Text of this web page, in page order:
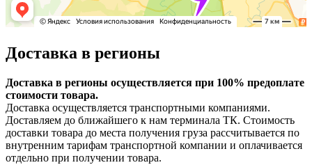
Доставка в регионы
Доставка в регионы осуществляется при 100% предоплате
стоимости товара.
Доставка осуществляется транспортными компаниями.
Доставляем до ближайшего к нам терминала ТК. Стоимость
доставки товара до места получения груза рассчитывается по
внутренним тарифам транспортной компании и оплачивается
отдельно при получении товара.